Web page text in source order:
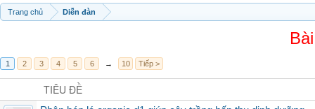
Trang chủ Diễn đàn
1 2 3 4 5 6 → 10 Tiếp >
TIÊU ĐỀ